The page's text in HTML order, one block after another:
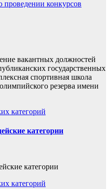
проведении конкурсов
вакантных должностей
государственных
спортивная школа
резерва имени
категорий
категории
категории
категорий